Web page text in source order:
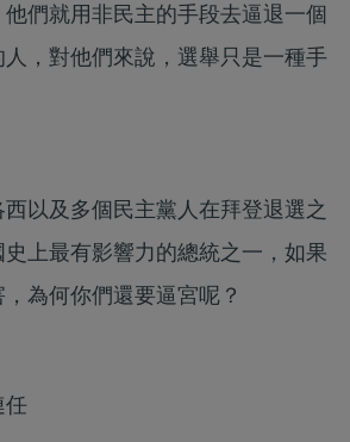
們就用非民主的手段去逼退一個
，對他們來說，選舉只是一種手
以及多個民主黨人在拜登退選之
上最有影響力的總統之一，如果
為何你們還要逼宮呢？
任